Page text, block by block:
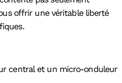
offrir une véritable liberté
central et un micro-onduleur